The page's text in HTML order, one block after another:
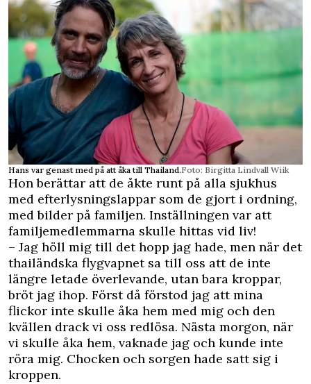
Hans var genast med på att åka till Thailand.Foto: Birgitta Lindvall Wiik
Hon berättar att de åkte runt på alla sjukhus
med efterlysningslappar som de gjort i ordning,
med bilder på familjen. Inställningen var att
familjemedlemmarna skulle hittas vid liv!
– Jag höll mig till det hopp jag hade, men när det
thailändska flygvapnet sa till oss att de inte
längre letade överlevande, utan bara kroppar,
bröt jag ihop. Först då förstod jag att mina
flickor inte skulle åka hem med mig och den
kvällen drack vi oss redlösa. Nästa morgon, när
vi skulle åka hem, vaknade jag och kunde inte
röra mig. Chocken och sorgen hade satt sig i
kroppen.